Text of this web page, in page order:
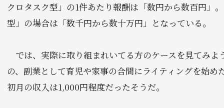
クロタスク型」の1件あたり報酬は「数円から数百円」
型」の場合は「数千円から数十万円」となっている。
では、実際に取り組まれいてる方のケースを見てみ
の、副業として育児や家事の合間にライティングを始
初月の収入は1,000円程度だったそうだ。